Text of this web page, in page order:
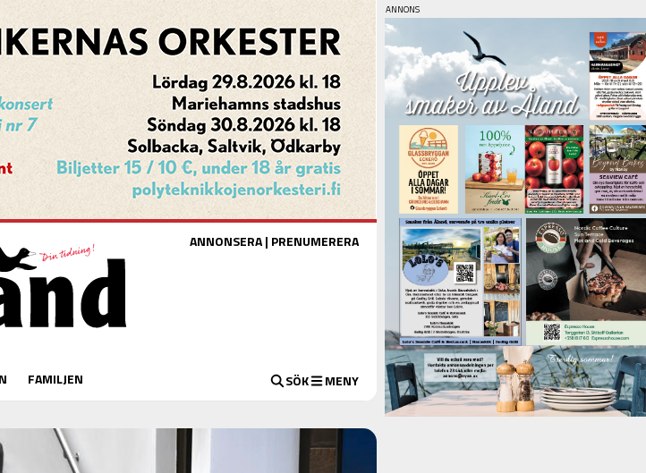
ANNONSERA| PRENUMERERA
FAMILJEN SÖK MENY